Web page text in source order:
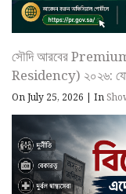
সৌদি আরবের
Residency) ২০২৬:
On July 25, 2026 | In